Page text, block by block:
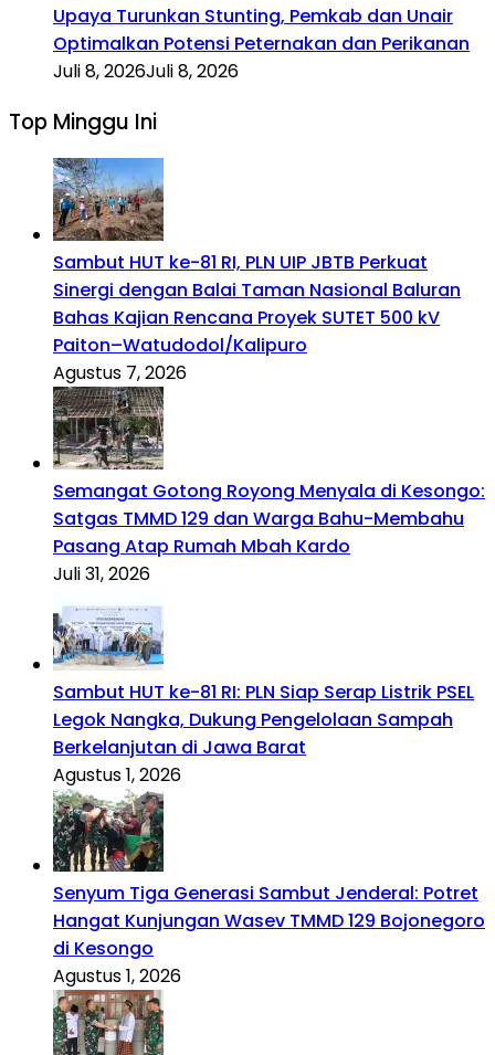
Upaya Turunkan Stunting, Pemkab dan Unair
Optimalkan Potensi Peternakan dan Perikanan
Juli 8, 2026Juli 8, 2026
Top Minggu Ini
Sambut HUT ke-81 RI, PLN UIP JBTB Perkuat
Sinergi dengan Balai Taman Nasional Baluran
Bahas Kajian Rencana Proyek SUTET 500 kV
Paiton–Watudodol/Kalipuro
Agustus 7, 2026
Semangat Gotong Royong Menyala di Kesongo:
Satgas TMMD 129 dan Warga Bahu-Membahu
Pasang Atap Rumah Mbah Kardo
Juli 31, 2026
Sambut HUT ke-81 RI: PLN Siap Serap Listrik PSEL
Legok Nangka, Dukung Pengelolaan Sampah
Berkelanjutan di Jawa Barat
Agustus 1, 2026
Senyum Tiga Generasi Sambut Jenderal: Potret
Hangat Kunjungan Wasev TMMD 129 Bojonegoro
di Kesongo
Agustus 1, 2026